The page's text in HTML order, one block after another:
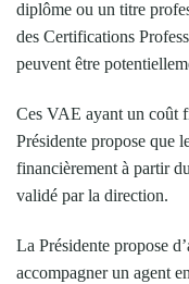
diplôme ou un titre
des Certifications
peuvent être
Ces VAE ayant un coût
Présidente propose que
financièrement à partir
validé par la direction.
La Présidente propose
accompagner un agent